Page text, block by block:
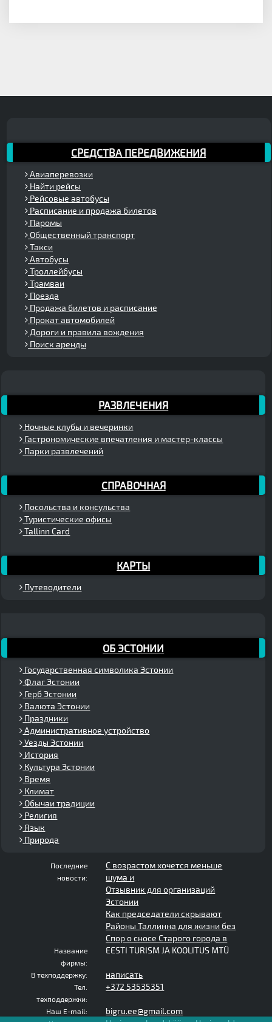
СРЕДСТВА ПЕРЕДВИЖЕНИЯ
Авиаперевозки
Найти рейсы
Рейсовые автобусы
Расписание и продажа билетов
Паромы
Общественный транспорт
Такси
Автобусы
Троллейбусы
Трамваи
Поезда
Продажа билетов и расписание
Прокат автомобилей
Дороги и правила вождения
Поиск аренды
РАЗВЛЕЧЕНИЯ
Ночные клубы и вечеринки
Гастрономические впечатления и мастер-классы
Парки развлечений
СПРАВОЧНАЯ
Посольства и консульства
Туристические офисы
Tallinn Card
КАРТЫ
Путеводители
ОБ ЭСТОНИИ
Государственная символика Эстонии
Флаг Эстонии
Герб Эстонии
Валюта Эстонии
Праздники
Административное устройство
Уезды Эстонии
История
Культура Эстонии
Время
Климат
Обычаи традиции
Религия
Язык
Природа
Последние
новости:
С возрастом хочется меньше
шума и
Отзывник для организаций
Эстонии
Как председатели скрывают
Районы Таллинна для жизни без
Спор о сносе Старого города в
Название
фирмы:
EESTI TURISM JA KOOLITUS MTÜ
В техподдержку: написать
Тел.
техподдержки:
+372 53535351
Наш E-mail: bigru.ee@gmail.com